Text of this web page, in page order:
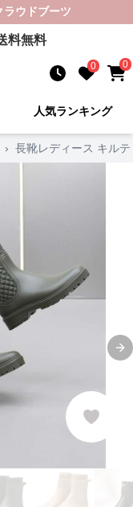
ラウドブーツ
料無料
0 0
人気ランキング
› 長靴レディース キル